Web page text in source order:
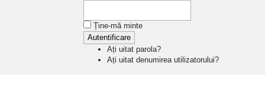
Ține-mă minte
Ați uitat parola?
Ați uitat denumirea utilizatorului?